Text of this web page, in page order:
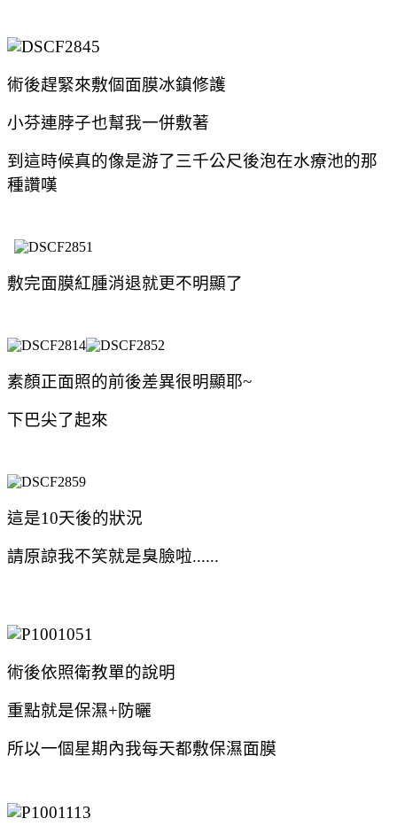
術後趕緊來敷個面膜冰鎮修護
小芬連脖子也幫我一併敷著
到這時候真的像是游了三千公尺後泡在水療池的那
種讚嘆
敷完面膜紅腫消退就更不明顯了
素顏正面照的前後差異很明顯耶~
下巴尖了起來
這是10天後的狀況
請原諒我不笑就是臭臉啦......
術後依照衛教單的說明
重點就是保濕+防曬
所以一個星期內我每天都敷保濕面膜